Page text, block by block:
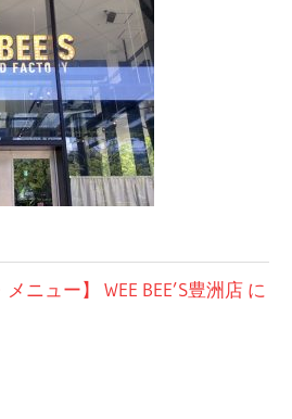
ニュー】 WEE BEE’S豊洲店 に